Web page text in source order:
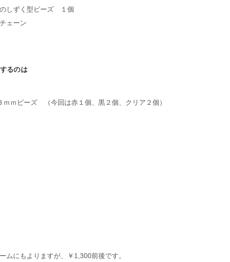
のしずく型ビーズ １個
チェーン
るのは
ｍｍビーズ （今回は赤１個、黒２個、クリア２個）
ムにもよりますが、￥1,300前後です。